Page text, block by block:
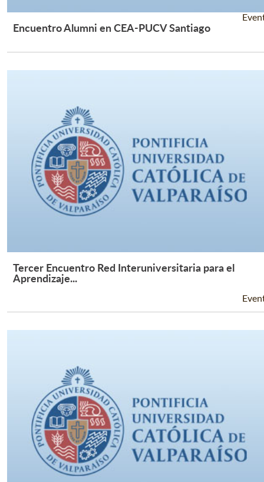
Leer Más +
Encuentro Alumni en CEA-PUCV Santiago
Leer Más +
Tercer Encuentro Red Interuniversitaria para el
Aprendizaje...